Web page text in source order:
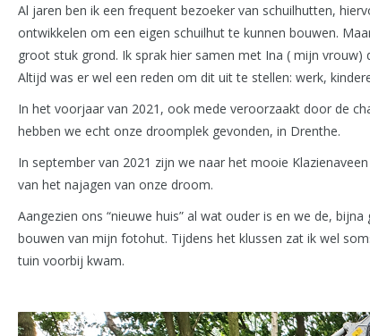
Al jaren ben ik een frequent bezoeker van schuilhutten,
ontwikkelen om een eigen schuilhut te kunnen bouwen.
groot stuk grond. Ik sprak hier samen met Ina ( mijn
Altijd was er wel een reden om dit uit te stellen: werk,
In het voorjaar van 2021, ook mede veroorzaakt door de
hebben we echt onze droomplek gevonden, in Drenthe.
In september van 2021 zijn we naar het mooie
van het najagen van onze droom.
Aangezien ons “nieuwe huis” al wat ouder is en we de,
bouwen van mijn fotohut. Tijdens het klussen zat ik wel
tuin voorbij kwam.